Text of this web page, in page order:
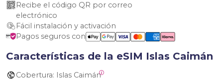
Recibe el código QR por correo
electrónico
Fácil instalación y activación
Pagos seguros con
Características de la eSIM Islas Caimán
Cobertura: Islas Caimán